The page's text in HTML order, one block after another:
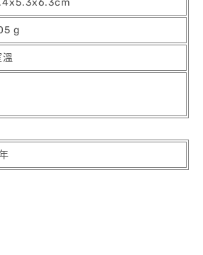
g
溫